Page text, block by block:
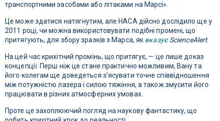
транспортними засобами або літаками на Марсі».
Це може здатися натягнутим, але НАСА дійсно дослідило ще у
2011 році, чи можна використовувати подібні промені, що
притягують, для збору зразків з Марса, як вказує ScienceAlert.
На цей час крихітний промінь, що притягує, — це лише доказ
концепції. Перш ніж це стане практично можливим, Вану та
його колегам ще доведеться з'ясувати точне співвідношення
між потужністю лазера і силою тяжіння, а також змусити його
працювати в різних атмосферних умовах.
Проте це захоплюючий погляд на наукову фантастику, що